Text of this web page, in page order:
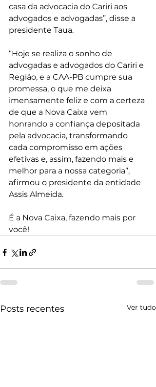
casa da advocacia do Cariri aos
advogados e advogadas”, disse a
presidente Taua.
“Hoje se realiza o sonho de
advogadas e advogados do Cariri e
Região, e a CAA-PB cumpre sua
promessa, o que me deixa
imensamente feliz e com a certeza
de que a Nova Caixa vem
honrando a confiança depositada
pela advocacia, transformando
cada compromisso em ações
efetivas e, assim, fazendo mais e
melhor para a nossa categoria”,
afirmou o presidente da entidade
Assis Almeida.
É a Nova Caixa, fazendo mais por
você!
Posts recentes Ver tudo